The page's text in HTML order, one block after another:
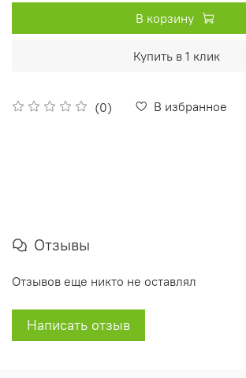
(0) В избранное
В корзину
Купить в 1 клик
Отзывы
Отзывов еще никто не оставлял
Написать отзыв